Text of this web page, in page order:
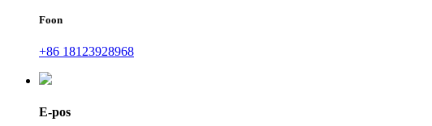
Foon
+86 18123928968
E-pos